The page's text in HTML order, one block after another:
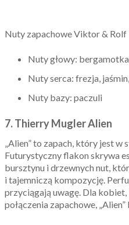
Nuty zapachowe Viktor &
Nuty głowy:
Nuty serca: frezja,
Nuty bazy: paczuli
7. Thierry Mugler Alien
„Alien” to zapach, który jest w
Futurystyczny flakon skrywa
bursztynu i drzewnych nut,
i tajemniczą kompozycję.
przyciągają uwagę. Dla
połączenia zapachowe,